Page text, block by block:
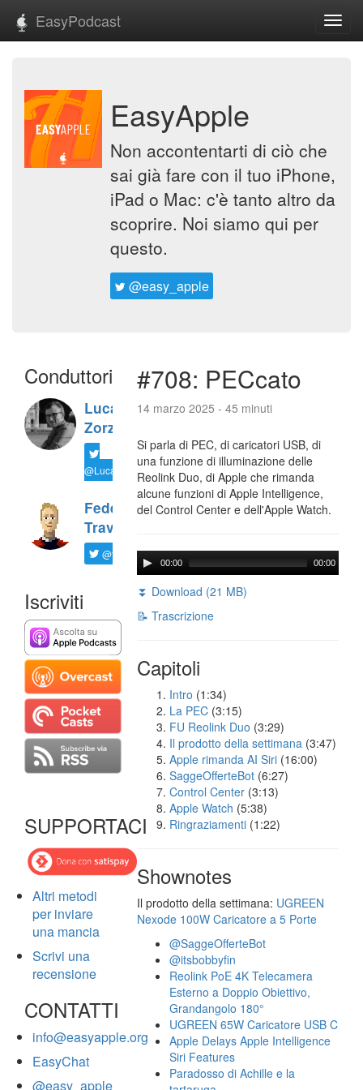
EasyPodcast
EasyApple
Non accontentarti di ciò che
sai già fare con il tuo iPhone,
iPad o Mac: c'è tanto altro da
scoprire. Noi siamo qui per
questo.
@easy_apple
Conduttori
Luca
Zorzi
@LucaTNT
Federico
Travaini
@ftrava
Iscriviti
SUPPORTACI
Altri metodi
per inviare
una mancia
Scrivi una
recensione
CONTATTI
info@easyapple.org
EasyChat
@easy_apple
#708: PECcato
14 marzo 2025 - 45 minuti
Si parla di PEC, di caricatori USB, di
una funzione di illuminazione delle
Reolink Duo, di Apple che rimanda
alcune funzioni di Apple Intelligence,
del Control Center e dell'Apple Watch.
00:00 00:00
⏬ Download (21 MB)
📝 Trascrizione
Capitoli
Intro (1:34)
La PEC (3:15)
FU Reolink Duo (3:29)
Il prodotto della settimana (3:47)
Apple rimanda AI Siri (16:00)
SaggeOfferteBot (6:27)
Control Center (3:13)
Apple Watch (5:38)
Ringraziamenti (1:22)
Shownotes
Il prodotto della settimana: UGREEN
Nexode 100W Caricatore a 5 Porte
@SaggeOfferteBot
@itsbobbyfin
Reolink PoE 4K Telecamera
Esterno a Doppio Obiettivo,
Grandangolo 180°
UGREEN 65W Caricatore USB C
Apple Delays Apple Intelligence
Siri Features
Paradosso di Achille e la